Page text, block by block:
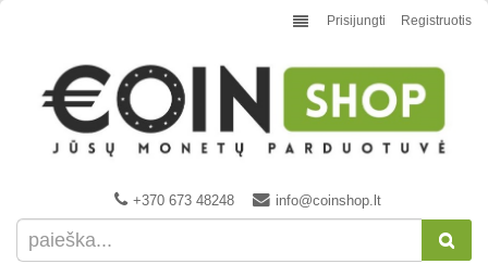
Prisijungti Registruotis
+370 673 48248 info@coinshop.lt